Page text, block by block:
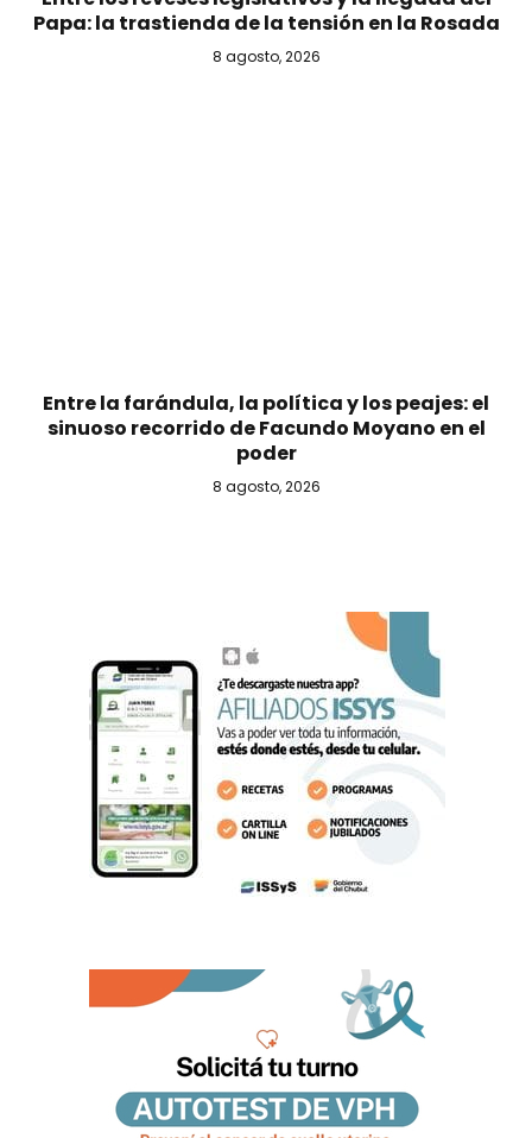
Papa: la trastienda de la tensión en la Rosada
8 agosto, 2026
Entre la farándula, la política y los peajes: el
sinuoso recorrido de Facundo Moyano en el
poder
8 agosto, 2026